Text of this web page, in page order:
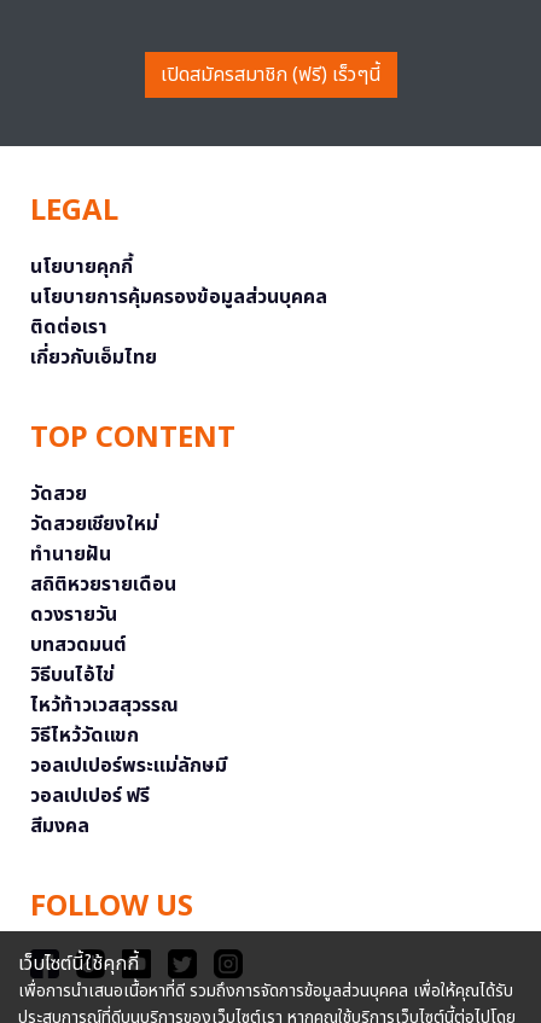
เปิดสมัครสมาชิก (ฟรี) เร็วๆนี้
LEGAL
นโยบายคุกกี้
นโยบายการคุ้มครองข้อมูลส่วนบุคคล
ติดต่อเรา
เกี่ยวกับเอ็มไทย
TOP CONTENT
วัดสวย
วัดสวยเชียงใหม่
ทำนายฝัน
สถิติหวยรายเดือน
ดวงรายวัน
บทสวดมนต์
วิธีบนไอ้ไข่
ไหว้ท้าวเวสสุวรรณ
วิธีไหว้วัดแขก
วอลเปเปอร์พระแม่ลักษมี
วอลเปเปอร์ ฟรี
สีมงคล
FOLLOW US
เว็บไซต์นี้ใช้คุกกี้
เพื่อการนำเสนอเนื้อหาที่ดี รวมถึงการจัดการข้อมูลส่วนบุคคล เพื่อให้คุณได้รับ
ประสบการณ์ที่ดีบนบริการของเว็บไซต์เรา หากคุณใช้บริการเว็บไซต์นี้ต่อไปโดย